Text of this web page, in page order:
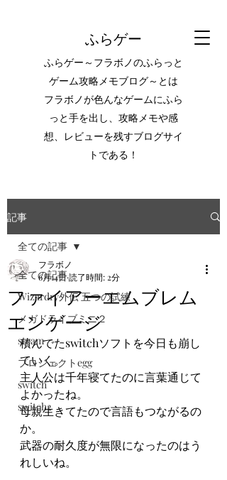
ふらゲー
ふらゲー～フラボノのふらっと
ゲーム攻略メモブログ～とは
フラボノが色んなゲームにふら
っと手を出し、攻略メモや感
想、レビューを残すブログサイ
トである！
記事
全ての記事
Wizardry外伝 五つの試練
メガドライブミニ２
steam
プロジェクトegg
switch
switch2
全ての記事
ファイアーエムブレム
エンゲージ
フラボノ
6月14日読了時間: 2分
積んでたswitchソフトを今日も崩し
ていく。
主人公は千年寝てたのに言葉通じて
よかったね。
母親生きてたので言語もつながるの
か。
武器の耐久度が無限になったのはう
れしいね。